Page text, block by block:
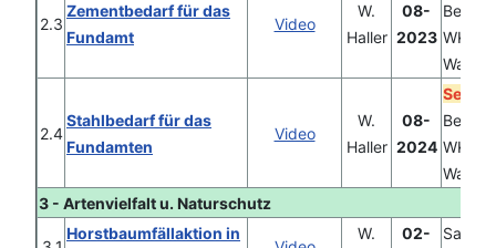
2.3
Zementbedarf für das
Fundamt
Video
W.
Haller
08-
2023 WKA
Wald
2.4
Stahlbedarf für das
Fundamten
Video
W.
Haller
08-
2024 WKA
Wald
3 - Artenvielfalt u. Naturschutz
Horstbaumfällaktion in
W.
02-